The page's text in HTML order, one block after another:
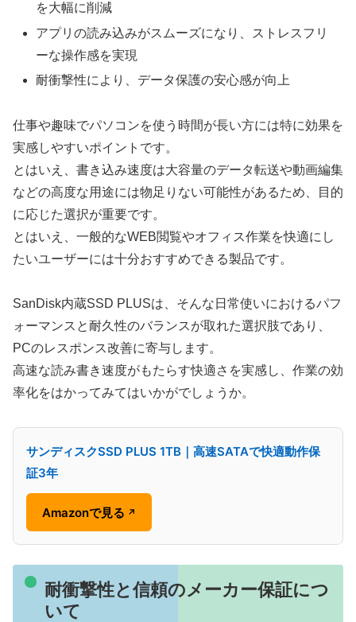
を大幅に削減
アプリの読み込みがスムーズになり、ストレスフリ
ーな操作感を実現
耐衝撃性により、データ保護の安心感が向上
仕事や趣味でパソコンを使う時間が長い方には特に効果を
実感しやすいポイントです。
とはいえ、書き込み速度は大容量のデータ転送や動画編集
などの高度な用途には物足りない可能性があるため、目的
に応じた選択が重要です。
とはいえ、一般的なWEB閲覧やオフィス作業を快適にし
たいユーザーには十分おすすめできる製品です。
SanDisk内蔵SSD PLUSは、そんな日常使いにおけるパフ
ォーマンスと耐久性のバランスが取れた選択肢であり、
PCのレスポンス改善に寄与します。
高速な読み書き速度がもたらす快適さを実感し、作業の効
率化をはかってみてはいかがでしょうか。
サンディスクSSD PLUS 1TB｜高速SATAで快適動作保
証3年
Amazonで見る ↗
耐衝撃性と信頼のメーカー保証につ
いて